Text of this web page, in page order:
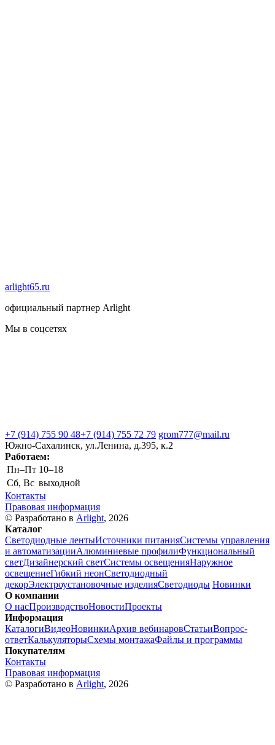
arlight65.ru
официальный партнер Arlight
Мы в соцсетях
+7 (914) 755 90 48+7 (914) 755 72 79 grom777@mail.ru
Южно-Сахалинск, ул.Ленина, д.395, к.2
Работаем:
Пн–Пт 10–18
Сб, Вс выходной
Контакты
Правовая информация
© Разработано в Arlight, 2026
Каталог
Светодиодные лентыИсточники питанияСистемы управления
и автоматизацииАлюминиевые профилиФункциональный
светДизайнерский светСистемы освещенияНаружное
освещениеГибкий неонСветодиодный
декорЭлектроустановочные изделияСветодиоды Новинки
О компании
О насПроизводствоНовостиПроекты
Информация
КаталогиВидеоНовинкиАрхив вебинаровСтатьиВопрос-
ответКалькуляторыСхемы монтажаФайлы и программы
Покупателям
Контакты
Правовая информация
© Разработано в Arlight, 2026